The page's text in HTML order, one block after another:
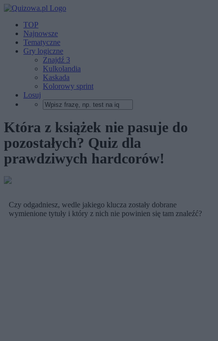
TOP
Najnowsze
Tematyczne
Gry logiczne
Znajdź 3
Kulkolandia
Kaskada
Kolorowy sprint
Losuj
Która z książek nie pasuje do
pozostałych? Quiz dla
prawdziwych hardcorów!
Czy odgadniesz, wedle jakiego klucza zostały dobrane
wymienione tytuły i który z nich nie powinien się tam znaleźć?